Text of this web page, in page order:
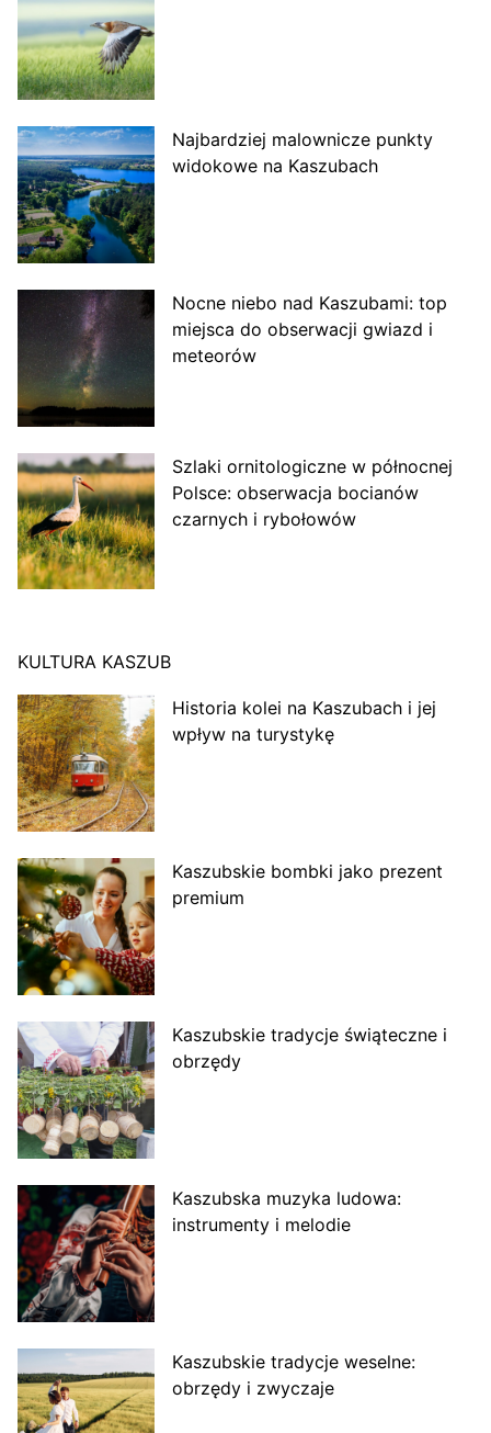
Najbardziej malownicze punkty
widokowe na Kaszubach
Nocne niebo nad Kaszubami: top
miejsca do obserwacji gwiazd i
meteorów
Szlaki ornitologiczne w północnej
Polsce: obserwacja bocianów
czarnych i rybołowów
KULTURA KASZUB
Historia kolei na Kaszubach i jej
wpływ na turystykę
Kaszubskie bombki jako prezent
premium
Kaszubskie tradycje świąteczne i
obrzędy
Kaszubska muzyka ludowa:
instrumenty i melodie
Kaszubskie tradycje weselne:
obrzędy i zwyczaje